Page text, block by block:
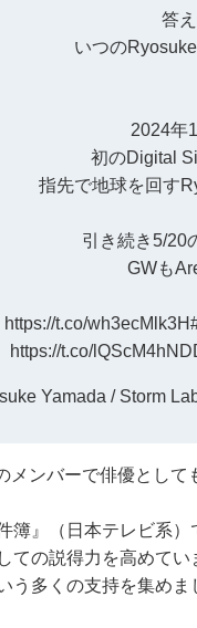
答
いつの
2024年
初のDigital
指先で地球を回す
引き続き5/20
GWも
https://t.co/wh3ecMlk3H
https://t.co/
Yamada / Storm
メンバーで俳優として
簿』（日本テレビ系
ての説得力を高めて
う多くの支持を集めま